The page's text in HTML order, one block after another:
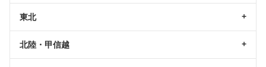
東北
北陸・甲信越